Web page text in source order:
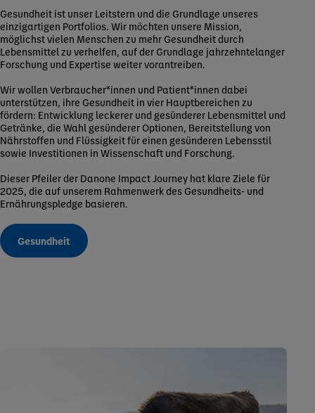
Gesundheit ist unser Leitstern und die Grundlage unseres
einzigartigen Portfolios. Wir möchten unsere Mission,
möglichst vielen Menschen zu mehr Gesundheit durch
Lebensmittel zu verhelfen, auf der Grundlage jahrzehntelanger
Forschung und Expertise weiter vorantreiben.
Wir wollen Verbraucher*innen und Patient*innen dabei
unterstützen, ihre Gesundheit in vier Hauptbereichen zu
fördern: Entwicklung leckerer und gesünderer Lebensmittel und
Getränke, die Wahl gesünderer Optionen, Bereitstellung von
Nährstoffen und Flüssigkeit für einen gesünderen Lebensstil
sowie Investitionen in Wissenschaft und Forschung.
Dieser Pfeiler der Danone Impact Journey hat klare Ziele für
2025, die auf unserem Rahmenwerk des Gesundheits- und
Ernährungspledge basieren.
Gesundheit